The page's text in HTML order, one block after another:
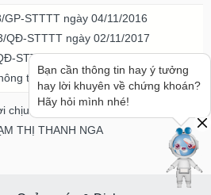
GP-STTTT ngày 04/11/2016
QĐ-STTTT ngày 02/11/2017
STTTT-ICP ngày 20/07/2023
tin và Truyền thông TPHCM
chịu trách nhiệm
THỊ THANH NGA
Bạn cần thông tin hay ý tưởng
hay lời khuyên về chứng khoán?
Hãy hỏi mình nhé!